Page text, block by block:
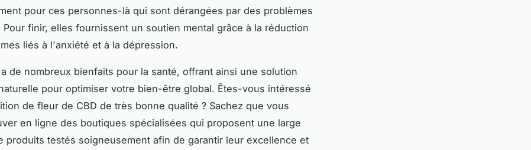
pour ces personnes-là qui sont dérangées par des problèmes
finir, elles fournissent un soutien mental grâce à la réduction
liés à l'anxiété et à la dépression.
de nombreux bienfaits pour la santé, offrant ainsi une solution
pour optimiser votre bien-être global. Êtes-vous intéressé
de fleur de CBD de très bonne qualité ? Sachez que vous
en ligne des boutiques spécialisées qui proposent une large
produits testés soigneusement afin de garantir leur excellence et